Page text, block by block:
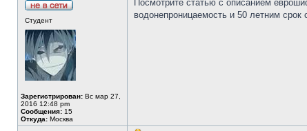
Студент
Зарегистрирован: Вс мар 27,
2016 12:48 pm
Сообщения: 15
Откуда: Москва
Посмотрите статью с описанием
водонепроницаемость и 50 летним